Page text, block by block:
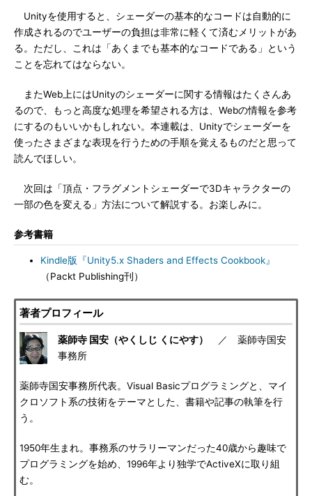
Unityを使用すると、シェーダーの基本的なコードは自動的に
作成されるのでユーザーの負担は非常に軽くて済むメリットがあ
る。ただし、これは「あくまでも基本的なコードである」という
ことを忘れてはならない。
またWeb上にはUnityのシェーダーに関する情報はたくさんあ
るので、もっと高度な処理を希望される方は、Webの情報を参考
にするのもいいかもしれない。本連載は、Unityでシェーダーを
使ったさまざまな表現を行うための手順を覚えるものだと思って
読んでほしい。
次回は「頂点・フラグメントシェーダーで3Dキャラクターの
一部の色を変える」方法について解説する。お楽しみに。
参考書籍
Kindle版『Unity5.x Shaders and Effects Cookbook』
（Packt Publishing刊）
著者プロフィール
薬師寺 国安（やくしじ くにやす）
／ 薬師寺国安
事務所
薬師寺国安事務所代表。Visual Basicプログラミングと、マイ
クロソフト系の技術をテーマとした、書籍や記事の執筆を行
う。
1950年生まれ。事務系のサラリーマンだった40歳から趣味で
プログラミングを始め、1996年より独学でActiveXに取り組
む。